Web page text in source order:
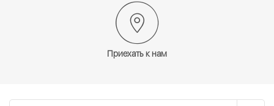
Приехать к нам